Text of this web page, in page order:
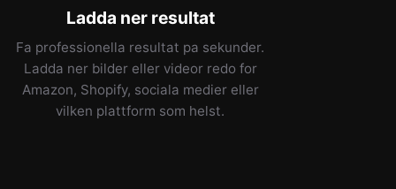
Ladda ner resultat
Fa professionella resultat pa sekunder.
Ladda ner bilder eller videor redo for
Amazon, Shopify, sociala medier eller
vilken plattform som helst.